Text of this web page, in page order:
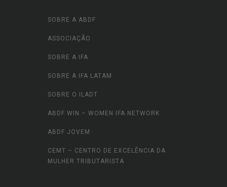
SOBRE A ABDF
ASSOCIAÇÃO
SOBRE A IFA
SOBRE A IFA LATAM
SOBRE O ILADT
ABDF WIN – WOMEN IFA NETWORK
ABDF JOVEM
CEMT – CENTRO DE EXCELÊNCIA DA
MULHER TRIBUTARISTA